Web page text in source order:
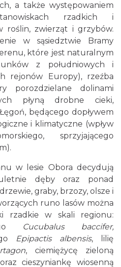
a także występowaniem
rzadkich i
roślin, zwierząt i grzybów.
w sąsiedztwie Bramy
które jest naturalnym
z południowych i
rejonów Europy), rzeźba
porozdzielane dolinami
płyną drobne cieki,
będącego dopływem
i klimatyczne (wpływ
sprzyjającego
w lesie Obora decydują
dęby oraz ponad
graby, brzozy, olsze i
runo lasów można
rzadkie w skali regionu:
Cucubalus baccifer,
Epipactis albensis, lilię
, ciemiężycę zieloną
cieszyniankę wiosenną